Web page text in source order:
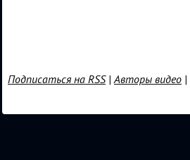
Подписаться на RSS|Авторы видео |